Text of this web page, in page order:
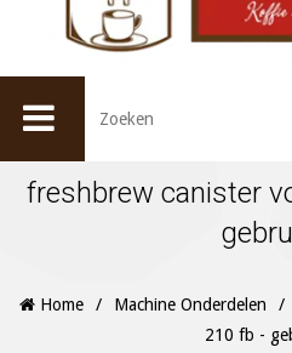
freshbrew canister
Home / Machine Onderdelen /
210 fb -